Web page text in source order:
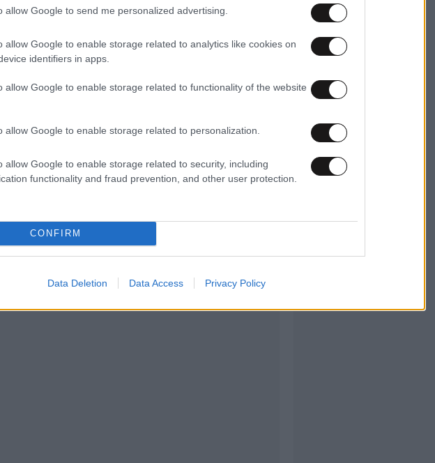
allow Google to send me personalized advertising.
allow Google to enable storage related to analytics like cookies on
identifiers in apps.
allow Google to enable storage related to functionality of the website
allow Google to enable storage related to personalization.
allow Google to enable storage related to security, including
functionality and fraud prevention, and other user protection.
CONFIRM
Data Deletion Data Access Privacy Policy
Παράλληλα, όμως, σημείωσε ότι υπάρχει
κρατική παρέμβαση.
τί έχει συμβεί εκεί πέρα. Πρόκειται για μία
πλήξει το σύνολο των νοικοκυριών στο δήμο
ζημιές σε όλη την ευρύτερη
αλλά υπάρχει και πάρα πολύ ισχυρή,
παρέμβαση. Ήμασταν, εκεί, όλοι οι
ο πρωθυπουργός. Παρουσιάσαμε το πακέτο